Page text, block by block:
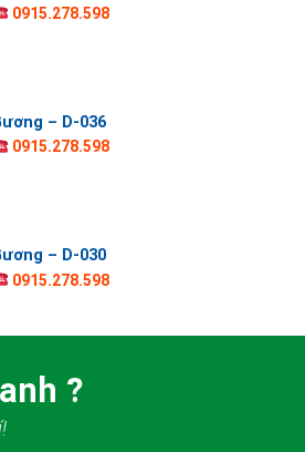
0915.278.598
– D-036
0915.278.598
– D-030
0915.278.598
?